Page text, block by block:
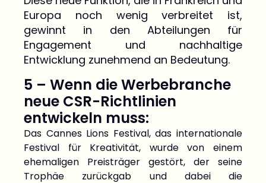
Europa noch wenig verbreitet ist,
gewinnt in den Abteilungen für
Engagement und nachhaltige
Entwicklung zunehmend an Bedeutung.
5 – Wenn die Werbebranche
neue CSR-Richtlinien
entwickeln muss:
Das Cannes Lions Festival, das internationale
Festival für Kreativität, wurde von einem
ehemaligen Preisträger gestört, der seine
Trophäe zurückgab und dabei die